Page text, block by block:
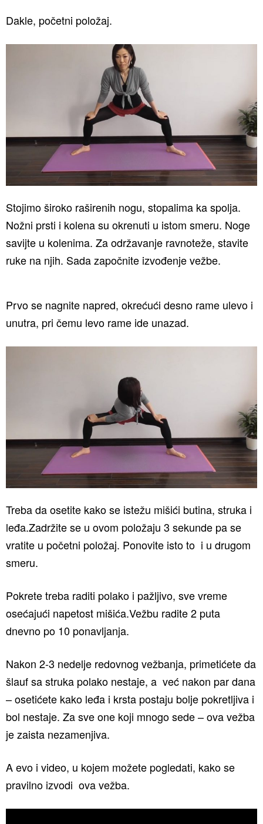
Dakle, početni položaj.
Stojimo široko raširenih nogu, stopalima ka spolja.
Nožni prsti i kolena su okrenuti u istom smeru. Noge
savijte u kolenima. Za održavanje ravnoteže, stavite
ruke na njih. Sada započnite izvođenje vežbe.
Prvo se nagnite napred, okrećući desno rame ulevo i
unutra, pri čemu levo rame ide unazad.
Treba da osetite kako se istežu mišići butina, struka i
leđa.Zadržite se u ovom položaju 3 sekunde pa se
vratite u početni položaj. Ponovite isto to i u drugom
smeru.
Pokrete treba raditi polako i pažljivo, sve vreme
osećajući napetost mišića.Vežbu radite 2 puta
dnevno po 10 ponavljanja.
Nakon 2-3 nedelje redovnog vežbanja, primetićete da
šlauf sa struka polako nestaje, a već nakon par dana
– osetićete kako leđa i krsta postaju bolje pokretljiva i
bol nestaje. Za sve one koji mnogo sede – ova vežba
je zaista nezamenjiva.
A evo i video, u kojem možete pogledati, kako se
pravilno izvodi ova vežba.